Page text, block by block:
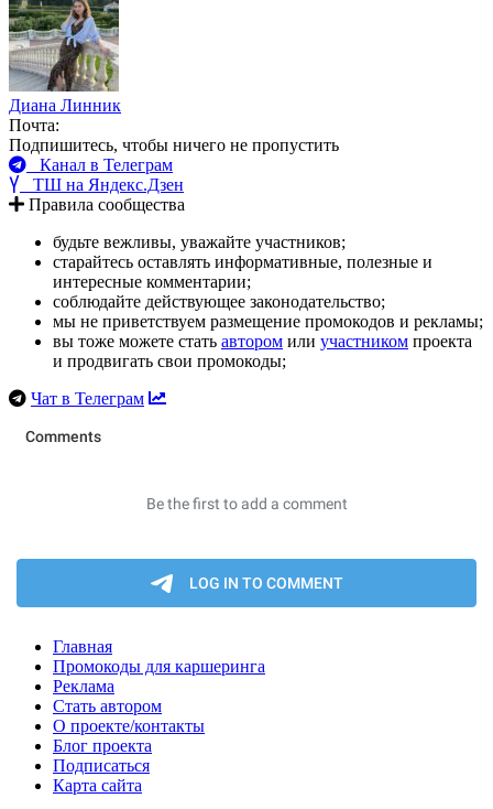
Диана Линник
Почта:
Подпишитесь, чтобы ничего не пропустить
Канал в Телеграм
ТШ на Яндекс.Дзен
Правила сообщества
будьте вежливы, уважайте участников;
старайтесь оставлять информативные, полезные и
интересные комментарии;
соблюдайте действующее законодательство;
мы не приветствуем размещение промокодов и рекламы;
вы тоже можете стать автором или участником проекта
и продвигать свои промокоды;
Чат в Телеграм
Главная
Промокоды для каршеринга
Реклама
Стать автором
О проекте/контакты
Блог проекта
Подписаться
Карта сайта